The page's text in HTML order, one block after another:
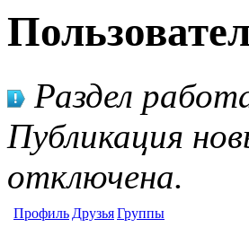
Раздел
Публикация
отключена.
Профиль ДрузьяГруппы